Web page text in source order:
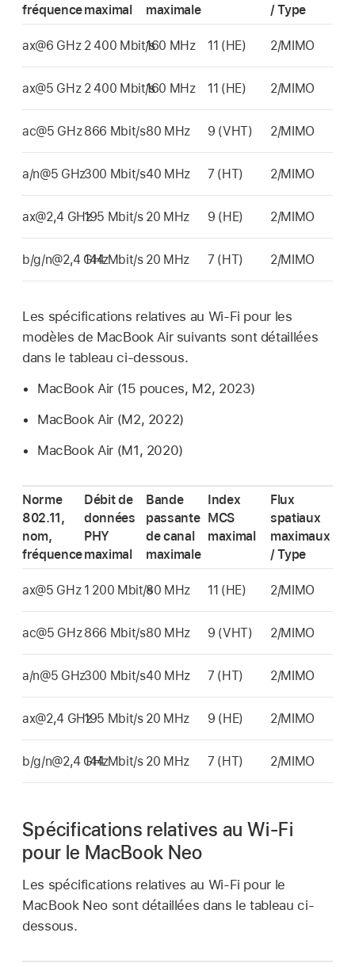
fréquencemaximal
maximale
/ Type
ax@6 GHz 2 400 Mbit/s160 MHz 11 (HE) 2/MIMO
ax@5 GHz 2 400 Mbit/s160 MHz 11 (HE) 2/MIMO
ac@5 GHz 866 Mbit/s80 MHz 9 (VHT) 2/MIMO
a/n@5 GHz300 Mbit/s40 MHz 7 (HT) 2/MIMO
ax@2,4 GHz195 Mbit/s 20 MHz 9 (HE) 2/MIMO
b/g/n@2,4 GHz144 Mbit/s 20 MHz 7 (HT) 2/MIMO
Les spécifications relatives au Wi-Fi pour les
modèles de MacBook Airsuivants sont détaillées
dans le tableau ci-dessous.
MacBook Air(15 pouces, M2, 2023)
MacBook Air(M2, 2022)
MacBook Air(M1, 2020)
Norme
802.11,
nom,
fréquence
Débit de
données
PHY
maximal
Bande
passante
de canal
maximale
Index
MCS
maximal
Flux
spatiaux
maximaux
/ Type
ax@5 GHz 1 200 Mbit/s80 MHz 11 (HE) 2/MIMO
ac@5 GHz 866 Mbit/s80 MHz 9 (VHT) 2/MIMO
a/n@5 GHz300 Mbit/s40 MHz 7 (HT) 2/MIMO
ax@2,4 GHz195 Mbit/s 20 MHz 9 (HE) 2/MIMO
b/g/n@2,4 GHz144 Mbit/s 20 MHz 7 (HT) 2/MIMO
Spécifications relatives au Wi-Fi
pour le MacBook Neo
Les spécifications relatives au Wi-Fi pour le
MacBook Neo sont détaillées dans le tableau ci-
dessous.